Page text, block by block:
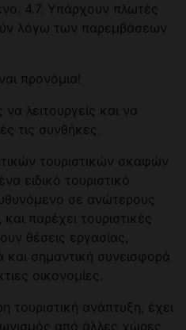
4.7. Υπάρχουν πλωτές
λόγω των παρεμβάσεων
προνόμια!
λειτουργείς και να
τις συνθήκες.
τουριστικών σκαφών
ειδικό τουριστικό
σε ανώτερους
παρέχει τουριστικές
θέσεις εργασίας,
και σημαντική συνεισφορά
οικονομίες.
τουριστική ανάπτυξη, έχει
από άλλες χώρες,